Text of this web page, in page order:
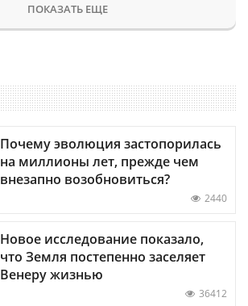
ПОКАЗАТЬ ЕЩЕ
Почему эволюция застопорилась
на миллионы лет, прежде чем
внезапно возобновиться?
2440
Новое исследование показало,
что Земля постепенно заселяет
Венеру жизнью
36412